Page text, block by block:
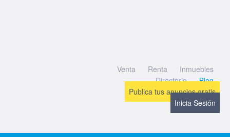
Venta Renta
Inmuebles
Directorio
Blog
Publica tus anuncios gratis
Inicia Sesión